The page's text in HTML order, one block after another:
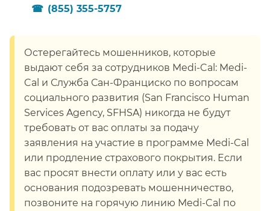
(855) 355-5757​​
Остерегайтесь мошенников, которые
выдают себя за сотрудников Medi-Cal: Medi-
Cal и Служба Сан-Франциско по вопросам
социального развития (San Francisco Human
Services Agency, SFHSA) никогда не будут
требовать от вас оплаты за подачу
заявления на участие в программе Medi-Cal
или продление страхового покрытия. Если
вас просят внести оплату или у вас есть
основания подозревать мошенничество,
позвоните на горячую линию Medi-Cal по